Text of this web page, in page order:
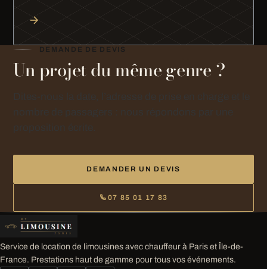
DEMANDE DE DEVIS
Un projet du même genre ?
DEMANDER UN DEVIS
07 85 01 17 83
Service de location de limousines avec chauffeur à Paris et Île-de-
France. Prestations haut de gamme pour tous vos événements.